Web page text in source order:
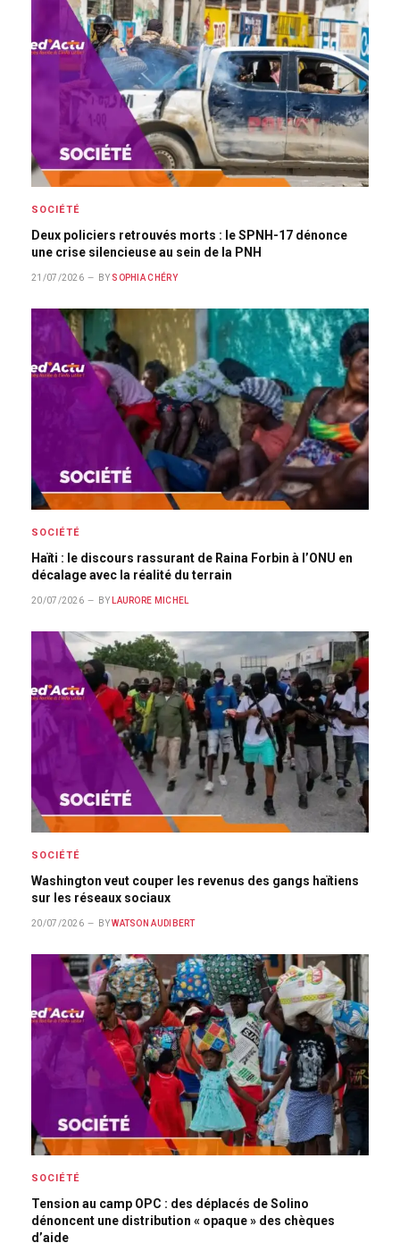
SOCIÉTÉ
Deux policiers retrouvés morts : le SPNH-17 dénonce
une crise silencieuse au sein de la PNH
21/07/2026 BY SOPHIA CHÉRY
SOCIÉTÉ
Haïti : le discours rassurant de Raina Forbin à l’ONU en
décalage avec la réalité du terrain
20/07/2026 BY LAURORE MICHEL
SOCIÉTÉ
Washington veut couper les revenus des gangs haïtiens
sur les réseaux sociaux
20/07/2026 BY WATSON AUDIBERT
SOCIÉTÉ
Tension au camp OPC : des déplacés de Solino
dénoncent une distribution « opaque » des chèques
d’aide